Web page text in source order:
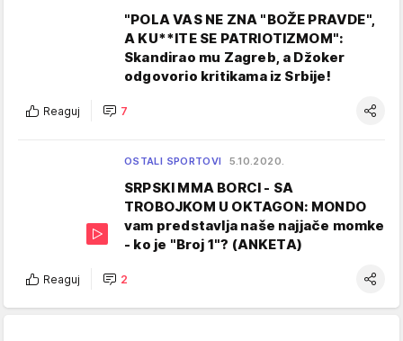
"POLA VAS NE ZNA "BOŽE PRAVDE",
A KU**ITE SE PATRIOTIZMOM":
Skandirao mu Zagreb, a Džoker
odgovorio kritikama iz Srbije!
Reaguj 7
OSTALI SPORTOVI 5.10.2020.
SRPSKI MMA BORCI - SA
TROBOJKOM U OKTAGON: MONDO
vam predstavlja naše najjače momke
- ko je "Broj 1"? (ANKETA)
Reaguj 2